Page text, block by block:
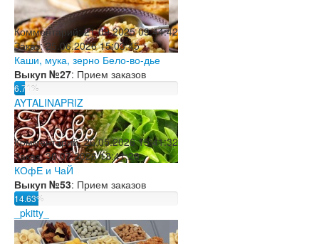
Комментарий:21.09.2025 09:44:42
Заказ:25.06.2026 15:03:45
Каши, мука, зерно Бело-во-дье
Выкуп №27: Прием заказов
6.71%
AYTALINAPRIZ
Комментарий:26.05.2026 15:41:32
Заказ:30.07.2026 13:41:28
КОфЕ и ЧаЙ
Выкуп №53: Прием заказов
14.63%
_pkitty_